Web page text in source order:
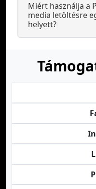
Miért használja a
media letöltésre
helyett?